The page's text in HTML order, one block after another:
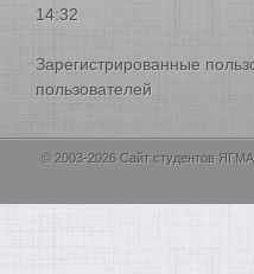
14:32
Зарегистрированные
пользователей
© 2003-2026 Сайт студентов ЯГМА